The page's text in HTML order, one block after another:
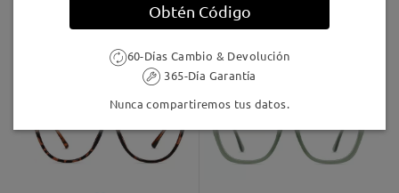
MT37644 7,00 € Jewels246 16,95 €
Obtén Código
60-Días Cambio & Devolución
365-Día Garantía
Nunca compartiremos tus datos.